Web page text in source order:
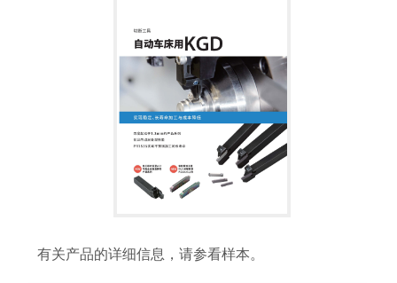
有关产品的详细信息，请参看样本。